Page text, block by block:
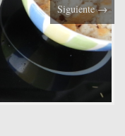
Siguiente→